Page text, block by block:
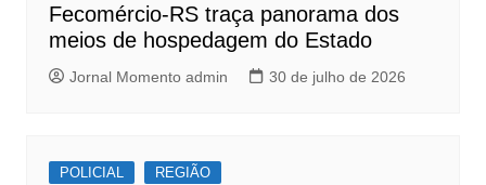
Fecomércio-RS traça panorama dos
meios de hospedagem do Estado
Jornal Momento admin 30 de julho de 2026
POLICIAL REGIÃO